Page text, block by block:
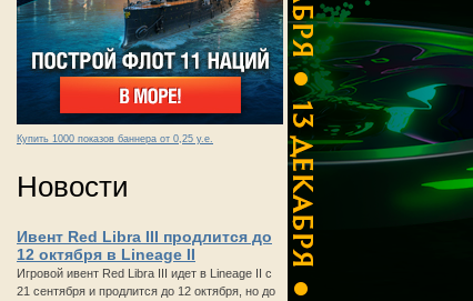
Купить 1000 показов баннера от 0,25 у.е.
Новости
Ивент Red Libra III продлится до
12 октября в Lineage II
Игровой ивент Red Libra III идет в Lineage II с
21 сентября и продлится до 12 октября, но до